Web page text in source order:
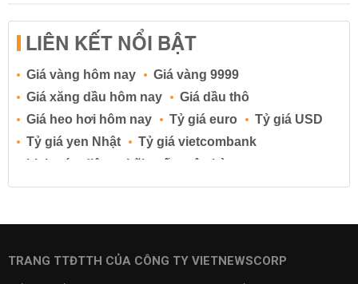
LIÊN KẾT NỔI BẬT
Giá vàng hôm nay
Giá vàng 9999
Giá xăng dầu hôm nay
Giá dầu thô
Giá heo hơi hôm nay
Tỷ giá euro
Tỷ giá USD
Tỷ giá yen Nhật
Tỷ giá vietcombank
Lịch cúp điện
Lãi suất ngân hàng
Lãi suất tiết kiệm
Lãi suất tiền gửi
Lãi suất ngân hàng BIDV
TRANG TTĐTTH CỦA CÔNG TY VIETNEWSCORP